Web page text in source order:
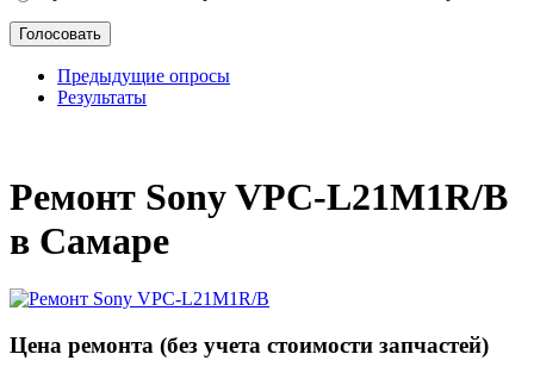
Предыдущие опросы
Результаты
Ремонт Sony VPC-L21M1R/B
в Самаре
Цена ремонта (без учета стоимости запчастей)